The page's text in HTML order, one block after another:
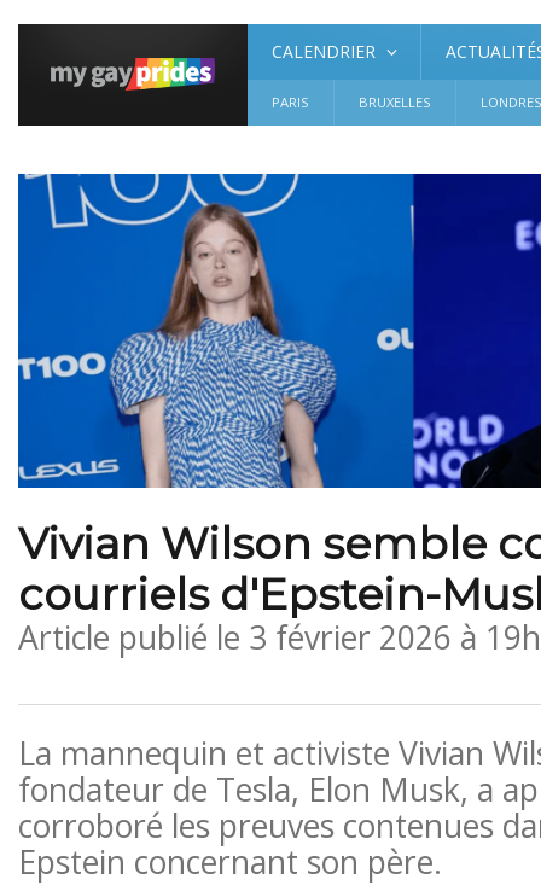
CALENDRIER
PARIS BRUXELLES LONDRES
Vivian Wilson semble
courriels d'Epstein-
Article publié le 3 février 2026 à
La mannequin et activiste Vivian
fondateur de Tesla, Elon Musk, a
corroboré les preuves contenues
Epstein concernant son père.